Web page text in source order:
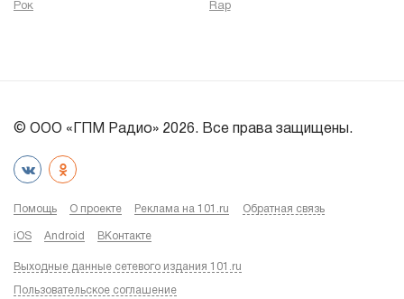
Рок
Rap
© ООО «ГПМ Радио» 2026. Все права защищены.
Помощь О проекте Реклама на 101.ru Обратная связь
iOS Android ВКонтакте
Выходные данные сетевого издания 101.ru
Пользовательское соглашение